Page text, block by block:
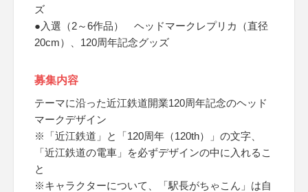
ズ
●入選（2～6作品） ヘッドマークレプリカ（直径
20cm）、120周年記念グッズ
募集内容
テーマに沿った近江鉄道開業120周年記念のヘッド
マークデザイン
※「近江鉄道」と「120周年（120th）」の文字、
「近江鉄道の電車」を必ずデザインの中に入れるこ
と
※キャラクターについて、「駅長がちゃこん」は自